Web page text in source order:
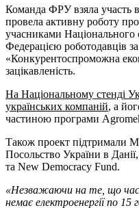
Команда ФРУ взяла участь
провела активну роботу
учасниками Національного
Федерацією роботодавців
«Конкурентоспроможна
зацікавленість.
На Національному стенді
українських компаній, а
частиною програми
Також проект підтримали
Посольство України в
та New Democracy Fund.
«Незважаючи на те, що
немає електроенергії по